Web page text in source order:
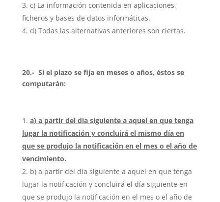
c) La información contenida en aplicaciones,
ficheros y bases de datos informáticas.
d) Todas las alternativas anteriores son ciertas.
20.- Si el plazo se fija en meses o años, éstos se
computarán:
a) a partir del día siguiente a aquel en que tenga
lugar la notificación y concluirá el mismo día en
que se produjo la notificación en el mes o el año de
vencimiento.
b) a partir del día siguiente a aquel en que tenga
lugar la notificación y concluirá el día siguiente en
que se produjo la notificación en el mes o el año de